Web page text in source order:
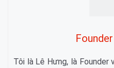
Tôi là Lê Hưng, là Founder